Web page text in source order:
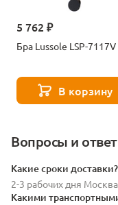
5 762 ₽
Бра Lussole LSP-7117V
В корзину
Вопросы и
Какие сроки доставки?
2-3 рабочих дня
Какими